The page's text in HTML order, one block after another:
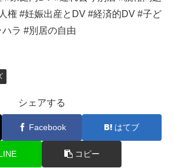
権 #妊娠出産とDV #経済的DV #子ど
ラ #別居の自由
シェアする
Facebook はてブ
コピー